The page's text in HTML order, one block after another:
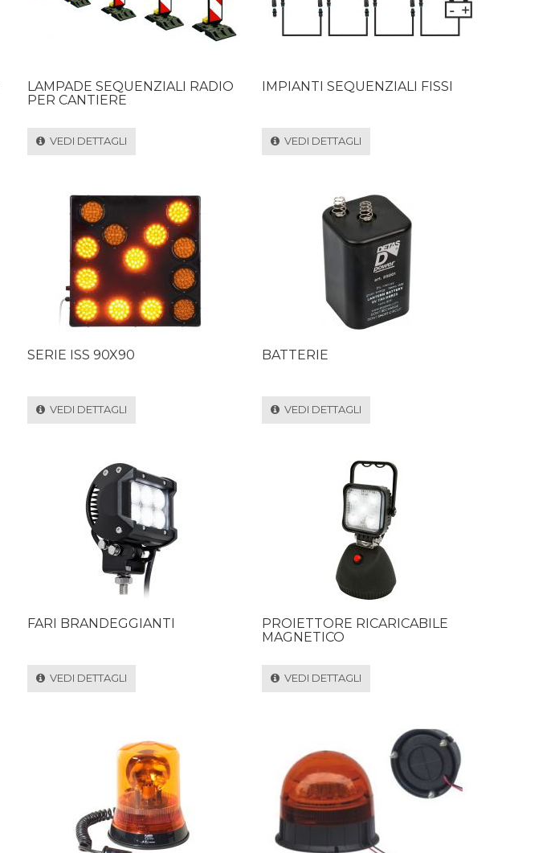
LAMPADE SEQUENZIALI RADIO
PER CANTIERE
VEDI DETTAGLI
IMPIANTI SEQUENZIALI FISSI
VEDI DETTAGLI
SERIE ISS 90X90
VEDI DETTAGLI
BATTERIE
VEDI DETTAGLI
FARI BRANDEGGIANTI
VEDI DETTAGLI
PROIETTORE RICARICABILE
MAGNETICO
VEDI DETTAGLI